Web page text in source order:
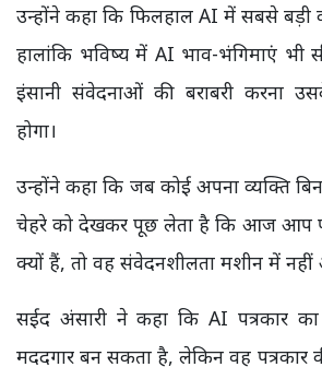
उन्होंने कहा कि फिलहाल AI में सबसे बड़ी
हालांकि भविष्य में AI भाव-भंगिमाएं
इंसानी संवेदनाओं की बराबरी करना
होगा।
उन्होंने कहा कि जब कोई अपना व्यक्ति
चेहरे को देखकर पूछ लेता है कि आज आप
क्यों हैं, तो वह संवेदनशीलता मशीन में
सईद अंसारी ने कहा कि AI पत्रकार
मददगार बन सकता है, लेकिन वह पत्रकार